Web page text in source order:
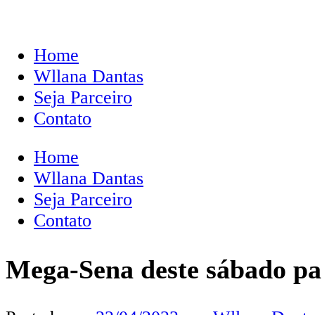
Home
Wllana Dantas
Seja Parceiro
Contato
Home
Wllana Dantas
Seja Parceiro
Contato
Mega-Sena deste sábado